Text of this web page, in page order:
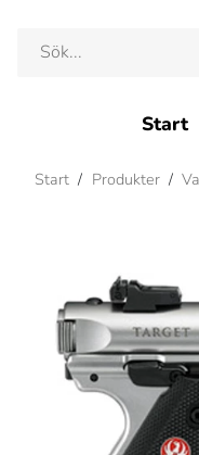
Start
Start / Produkter /